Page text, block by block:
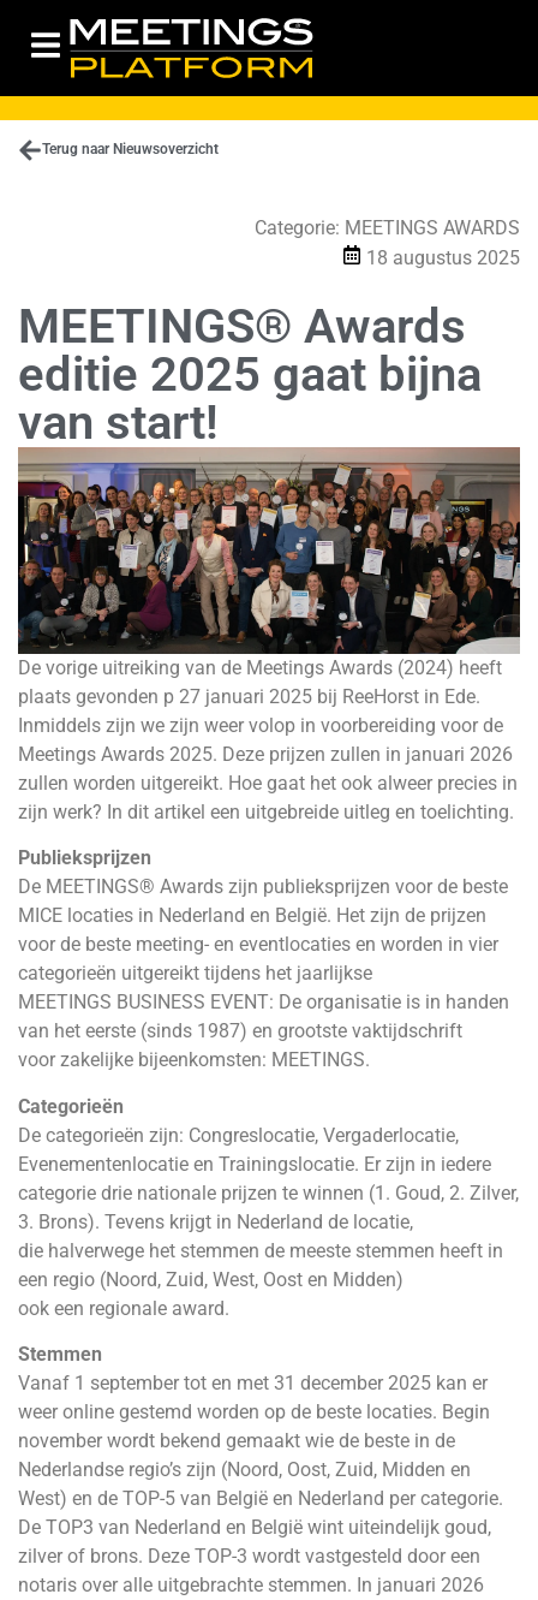
Terug naar Nieuwsoverzicht
Categorie: MEETINGS AWARDS
18 augustus 2025
MEETINGS® Awards
editie 2025 gaat bijna
van start!
De vorige uitreiking van de Meetings Awards (2024) heeft
plaats gevonden p 27 januari 2025 bij ReeHorst in Ede.
Inmiddels zijn we zijn weer volop in voorbereiding voor de
Meetings Awards 2025. Deze prijzen zullen in januari 2026
zullen worden uitgereikt. Hoe gaat het ook alweer precies in
zijn werk? In dit artikel een uitgebreide uitleg en toelichting.
Publieksprijzen
De MEETINGS® Awards zijn publieksprijzen voor de beste
MICE locaties in Nederland en België. Het zijn de prijzen
voor de beste meeting- en eventlocaties en worden in vier
categorieën uitgereikt tijdens het jaarlijkse
MEETINGS BUSINESS EVENT: De organisatie is in handen
van het eerste (sinds 1987) en grootste vaktijdschrift
voor zakelijke bijeenkomsten: MEETINGS.
Categorieën
De categorieën zijn: Congreslocatie, Vergaderlocatie,
Evenementenlocatie en Trainingslocatie. Er zijn in iedere
categorie drie nationale prijzen te winnen (1. Goud, 2. Zilver,
3. Brons). Tevens krijgt in Nederland de locatie,
die halverwege het stemmen de meeste stemmen heeft in
een regio (Noord, Zuid, West, Oost en Midden)
ook een regionale award.
Stemmen
Vanaf 1 september tot en met 31 december 2025 kan er
weer online gestemd worden op de beste locaties. Begin
november wordt bekend gemaakt wie de beste in de
Nederlandse regio’s zijn (Noord, Oost, Zuid, Midden en
West) en de TOP-5 van België en Nederland per categorie.
De TOP3 van Nederland en België wint uiteindelijk goud,
zilver of brons. Deze TOP-3 wordt vastgesteld door een
notaris over alle uitgebrachte stemmen. In januari 2026